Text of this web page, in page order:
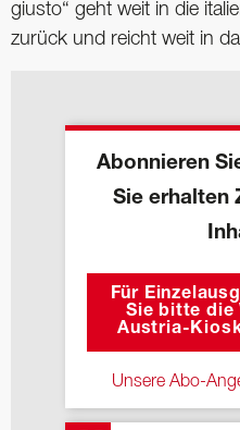
giusto“ geht weit in die
zurück und reicht weit in
Abonnieren
Sie erhalten
Für
Sie bitte die
Austria-
Unsere Abo-